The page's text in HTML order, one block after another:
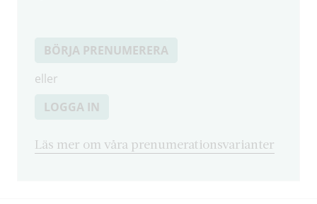
BÖRJA PRENUMERERA
eller
LOGGA IN
Läs mer om våra prenumerationsvarianter